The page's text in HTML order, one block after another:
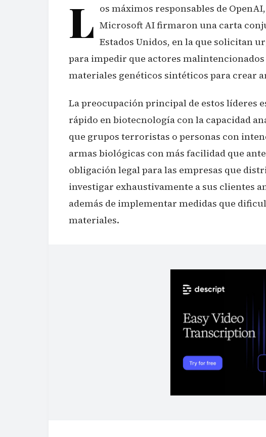
L os máximos responsables de
Microsoft AI firmaron una carta
Estados Unidos, en la que solicitan
para impedir que actores
materiales genéticos sintéticos para crear
La preocupación principal de estos líderes
rápido en biotecnología con la capacidad
que grupos terroristas o personas con
armas biológicas con más facilidad que
obligación legal para las empresas que
investigar exhaustivamente a sus clientes
además de implementar medidas que
materiales.